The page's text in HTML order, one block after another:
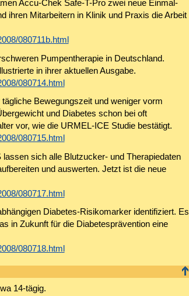
Accu-Chek Safe-T-Pro zwei neue Einmal-
ihren Mitarbeitern in Klinik und Praxis die Arbeit
080711b.html
Pumpentherapie in Deutschland.
in ihrer aktuellen Ausgabe.
080714.html
Bewegungszeit und weniger vorm
und Diabetes schon bei oft
vor, wie die URMEL-ICE Studie bestätigt.
080715.html
sich alle Blutzucker- und Therapiedaten
und auswerten. Jetzt ist die neue
080717.html
Diabetes-Risikomarker identifiziert. Es
in Zukunft für die Diabetesprävention eine
080718.html
14-tägig.